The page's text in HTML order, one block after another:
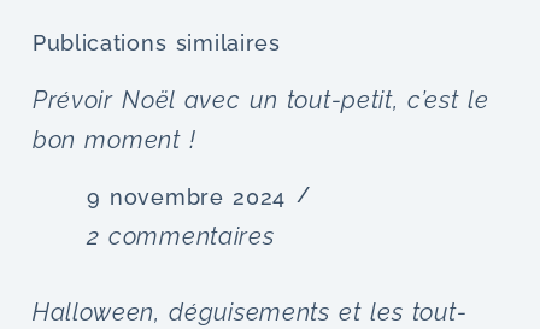
Publications similaires
Prévoir Noël avec un tout-petit, c’est le
bon moment !
9 novembre 2024
2 commentaires
Halloween, déguisements et les tout-